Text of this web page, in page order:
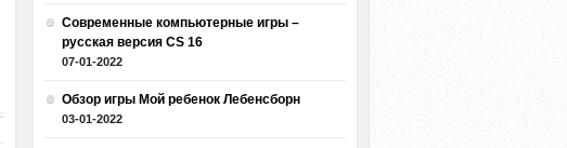
Современные компьютерные игры –
русская версия CS 16
07-01-2022
Обзор игры Мой ребенок Лебенсборн
03-01-2022